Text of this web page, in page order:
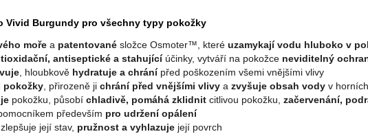
Vivid Burgundy pro všechny typy pokožky
moře a patentované složce Osmoter™, které uzamykají vodu hluboko v
antiseptické a stahující účinky, vytváří na pokožce neviditelný
, hloubkově hydratuje a chrání před poškozením všemi vnějšími vlivy
pokožky , přirozeně ji chrání před vnějšími vlivy a zvyšuje obsah vody v
pokožku, působí chladivě, pomáhá zklidnit citlivou pokožku, začervenání,
především pro udržení opálení
její stav, pružnost a vyhlazuje její povrch